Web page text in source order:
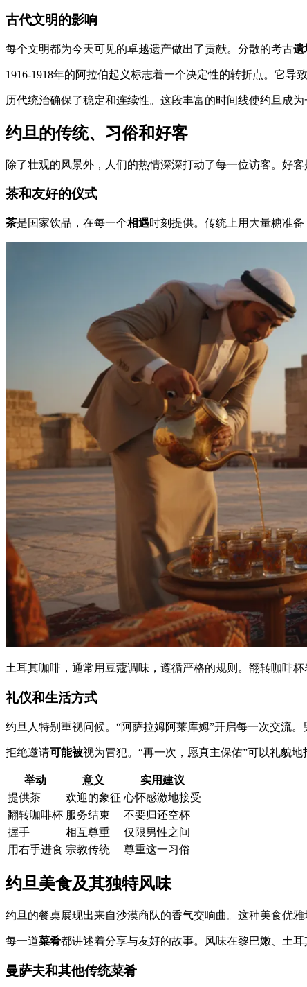
古代文明的影响
每个文明都为今天可见的卓越遗产做出了贡献。分散的考古遗
1916-1918年的阿拉伯起义标志着一个决定性的转折点。它导
历代统治确保了稳定和连续性。这段丰富的时间线使约旦成为
约旦的传统、习俗和好客
除了壮观的风景外，人们的热情深深打动了每一位访客。好客
茶和友好的仪式
茶是国家饮品，在每一个相遇时刻提供。传统上用大量糖准备
土耳其咖啡，通常用豆蔻调味，遵循严格的规则。翻转咖啡
礼仪和生活方式
约旦人特别重视问候。“阿萨拉姆阿莱库姆”开启每一次交流。
拒绝邀请可能被视为冒犯。“再一次，愿真主保佑”可以礼貌
举动 意义
实用建议
提供茶
欢迎的象征 心怀感激地接受
翻转咖啡杯 服务结束
不要归还空杯
握手
相互尊重
仅限男性之间
用右手进食 宗教传统 尊重这一习俗
约旦美食及其独特风味
约旦的餐桌展现出来自沙漠商队的香气交响曲。这种美食优雅
每一道菜肴都讲述着分享与友好的故事。风味在黎巴嫩、土耳
曼萨夫和其他传统菜肴